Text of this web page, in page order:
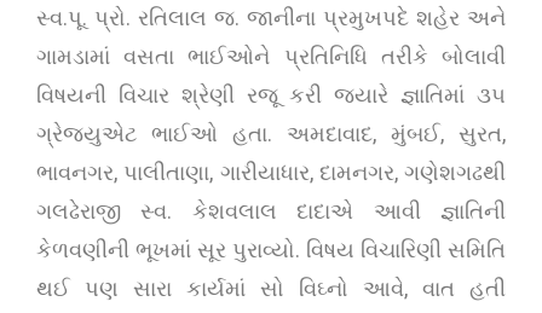
સ્વ.પૂ. પ્રો. રતિલાલ જ. જાનીના પ્રમુખપદે શહેર અને
ગામડામાં વસતા ભાઈઓને પ્રતિનિધિ તરીકે બોલાવી
વિષયની વિચાર શ્રેણી રજૂ કરી જયારે જ્ઞાતિમાં ૩૫
ગ્રેજયુએટ ભાઈઓ હતા. અમદાવાદ, મુંબઈ, સુરત,
ભાવનગર, પાલીતાણા, ગારીયાધાર, દામનગર, ગણેશગઢથી
ગલઢેરાજી સ્વ. કેશવલાલ દાદાએ આવી જ્ઞાતિની
કેળવણીની ભૂખમાં સૂર પુરાવ્યો. વિષય વિચારિણી સમિતિ
થઈ પણ સારા કાર્યમાં સો વિઘ્નો આવે, વાત હતી